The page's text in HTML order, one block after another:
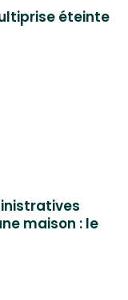
éteinte
maison : le